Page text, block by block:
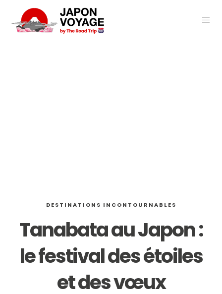
DESTINATIONS INCONTOURNABLES
Tanabata au Japon :
le festival des étoiles
et des vœux